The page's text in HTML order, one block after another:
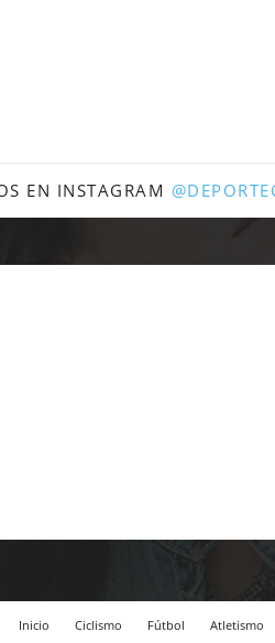
EN INSTAGRAM
Inicio Ciclismo Fútbol Atletismo